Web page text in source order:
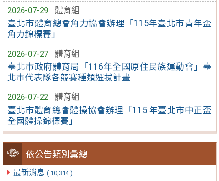
2026-07-29
體育組
臺北市體育總會角力協會辦理「115年臺北市青年盃
角力錦標賽」
2026-07-27
體育組
臺北市政府體育局「116年全國原住民族運動會」臺
北市代表隊各競賽種類選拔計畫
2026-07-22
體育組
臺北市體育總會體操協會辦理「115 年臺北市中正盃
全國體操錦標賽」
依公告類別彙總
最新消息 ( 10,314 )